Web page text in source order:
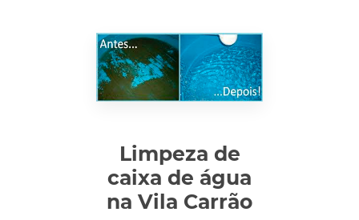
Limpeza de
caixa de água
na Vila Carrão